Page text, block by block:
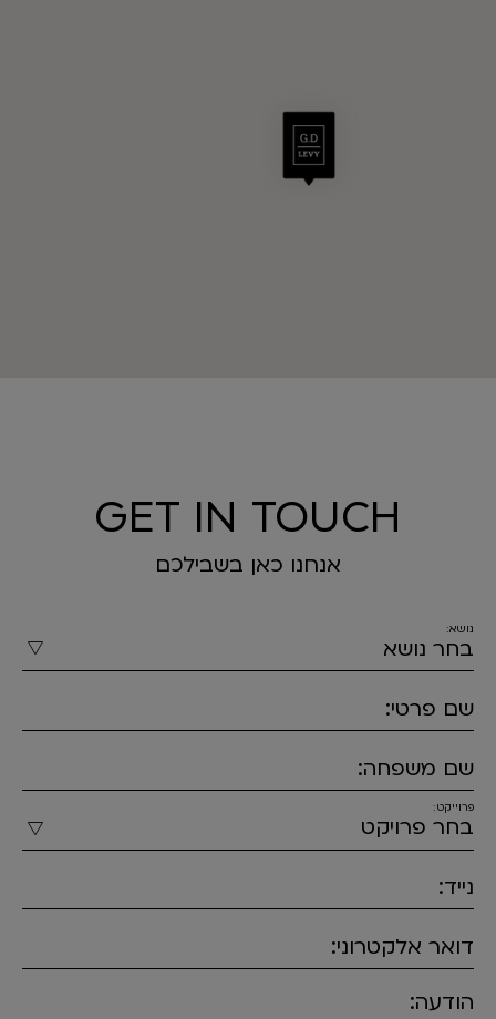
GET IN TOUCH
אנחנו כאן בשבילכם
נושא:
שם פרטי:
שם משפחה:
פרוייקט:
נייד:
דואר אלקטרוני:
הודעה: